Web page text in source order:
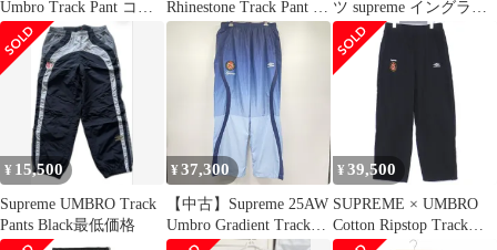
Umbro Track Pant コラ
ボ イージー トラックパ
ンツ アンブロ シュプリ
ーム M
Rhinestone Track Pant シ
ュプリーム アンブロ ラ
インストーン トラック
ツ supreme イングラン
ド y2k ワイド 極太
¥ 15,500
Supreme UMBRO Track
Pants Black最低価格
¥37,300
【中古】Supreme 25AW
Umbro Gradient Track
Pant サイズL ブルー シ
¥ 39,500
SUPREME × UMBRO
Cotton Ripstop Track
Pant Sサイズ